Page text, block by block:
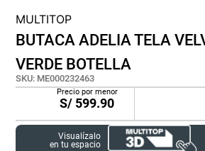
MULTITOP
BUTACA ADELIA TELA
VERDE BOTELLA
SKU: ME000232463
Precio por menor
S/ 599.90
Visualízalo
en tu espacio